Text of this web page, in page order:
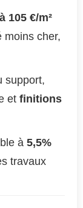
105 €/m²
moins cher,
support,
et finitions
à 5,5%
travaux